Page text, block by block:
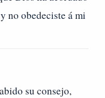
no obedeciste á mi
su consejo,